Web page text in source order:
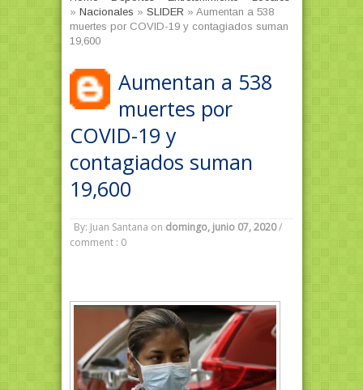
» Nacionales » SLIDER » Aumentan a 538
muertes por COVID-19 y contagiados suman
19,600
Aumentan a 538
muertes por
COVID-19 y
contagiados suman
19,600
By: Juan Santana on domingo, junio 07, 2020 /
comment : 0